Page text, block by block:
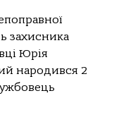
захисника
Юрія
народився 2